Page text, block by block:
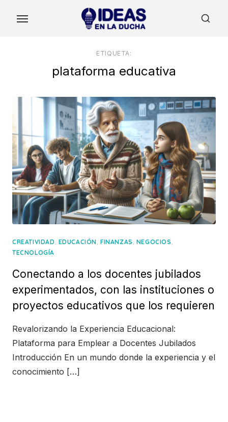
ETIQUETA:
plataforma educativa
CREATIVIDAD, EDUCACIÓN,FINANZAS, NEGOCIOS,
TECNOLOGÍA
Conectando a los docentes jubilados
experimentados, con las instituciones o
proyectos educativos que los requieren
Revalorizando la Experiencia Educacional:
Plataforma para Emplear a Docentes Jubilados
Introducción En un mundo donde la experiencia y el
conocimiento […]